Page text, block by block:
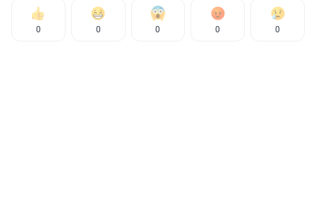
0 0 0 0 0